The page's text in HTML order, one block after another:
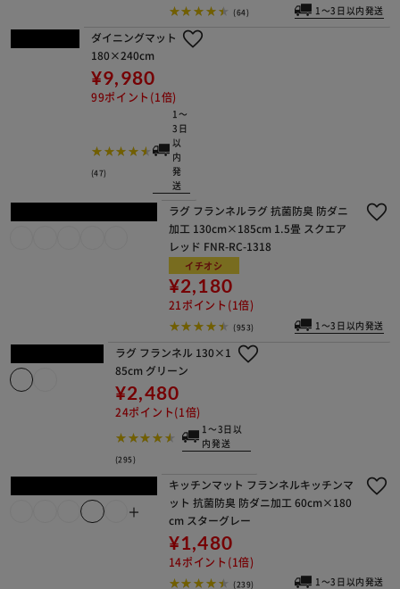
プ 185cm×185cm 2畳 厚さ4.5cm グ
レー CRTE-1818
イチオシ
142ポイント(1倍)
ラグ 高反発 185×185cm ネ
イビー
¥5,480
54ポイント(1倍)
1～3日以内発
送
ラグ ラ・クッションラグ ジャガード
柄 185cm×185cm 2畳 厚さ3cm エス
ニック/レッド ACRJ-1818E
¥3,990
39ポイント(1倍)
(64)
ダイニングマット
180×240cm
¥9,980
3日
以
発
送
ラグ フランネルラグ 抗菌防臭 防ダニ
加工 130cm×185cm 1.5畳 スクエア